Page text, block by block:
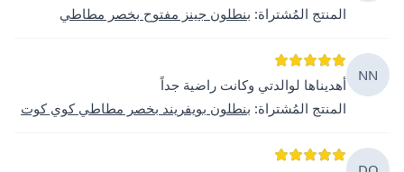
المنتج المُشتراة: بنطلون جينز مفتوح بخصر مطاطي
NN
أهديناها لوالدتي وكانت راضية جداً
المنتج المُشتراة: بنطلون بويفريند بخصر مطاطي كوي كوت